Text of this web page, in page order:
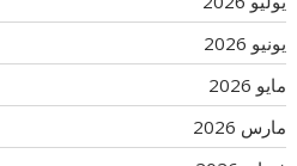
يونيو 2026
مايو 2026
مارس 2026